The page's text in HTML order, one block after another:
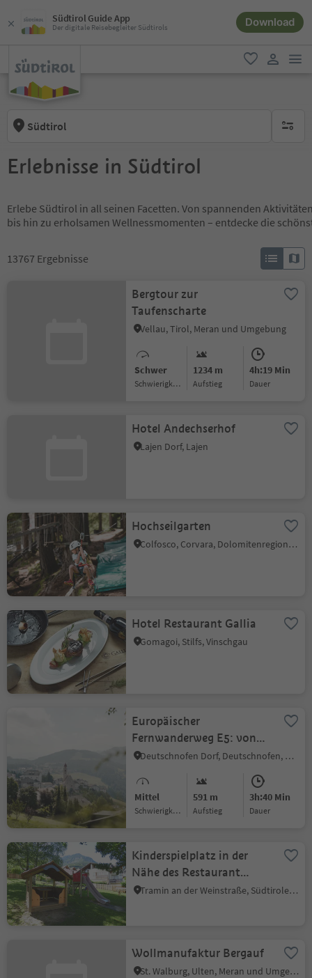
Südtirol Guide App
Der digitale Reisebegleiter Südtirols Download
favorit
Südtirol keine
Erlebnisse in Südtirol
Erlebe Südtirol in all seinen Facetten. Von spannenden
bis hin zu erholsamen Wellnessmomenten – entdecke die
13767 Ergebnisse
Bergtour zur
Taufenscharte
Vellau, Tirol, Meran und Umgebung
Schwer
Schwierigkeitsgrad
1234 m
Aufstieg
4h:19 Min
Dauer
Hotel Andechserhof
Lajen Dorf, Lajen
Hochseilgarten
Colfosco, Corvara, Dolomitenregion Alta Badia
Hotel Restaurant Gallia
Gomagoi, Stilfs, Vinschgau
Europäischer
Fernwanderweg E5: von
Kohlern und Bozen nach
Deutschnofen Dorf, Deutschnofen, Dolomitenregion Eggental
Mittel
Schwierigkeitsgrad
591 m
Aufstieg
3h:40 Min
Dauer
Kinderspielplatz in der
Nähe des Restaurant
Schießstand
Tramin an der Weinstraße, Südtiroler Weinstraße
Wollmanufaktur Bergauf
St. Walburg, Ulten, Meran und Umgebung